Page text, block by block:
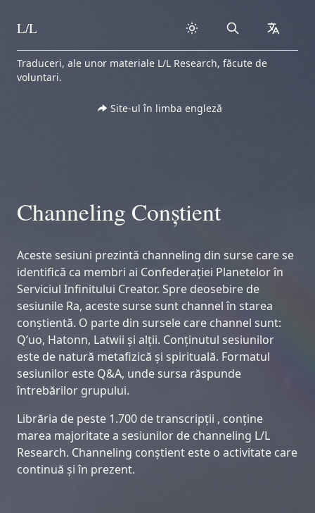
Skip to content
L/L Search
Traduceri, ale unor materiale L/L Research, făcute de
voluntari.
Site-ul în limba engleză
Channeling Conștient
Aceste sesiuni prezintă channeling din surse care se
identifică ca membri ai Confederației Planetelor în
Serviciul Infinitului Creator. Spre deosebire de
sesiunile Ra, aceste surse sunt channel în starea
conștientă. O parte din sursele care channel sunt:
Q’uo, Hatonn, Latwii și alții. Conținutul sesiunilor
este de natură metafizică și spirituală. Formatul
sesiunilor este Q&A, unde sursa răspunde
întrebărilor grupului.
Librăria de peste 1.700 de transcripții , conține
marea majoritate a sesiunilor de channeling L/L
Research. Channeling conștient este o activitate care
continuă și în prezent.